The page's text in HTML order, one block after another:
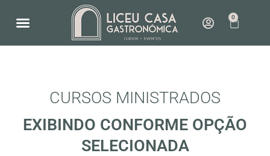
0
CURSOS MINISTRADOS
EXIBINDO CONFORME OPÇÃO
SELECIONADA